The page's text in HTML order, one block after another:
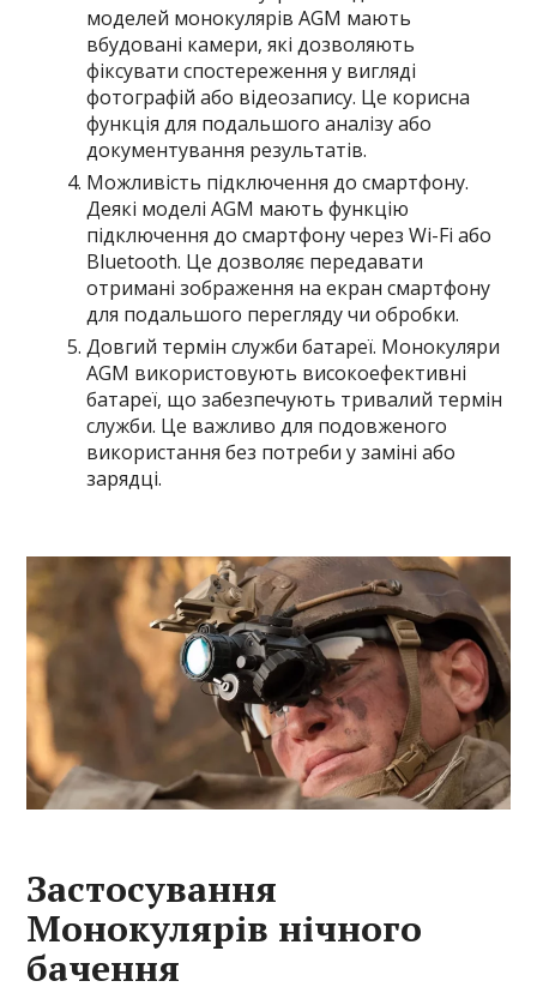
моделей монокулярів AGM мають
вбудовані камери, які дозволяють
фіксувати спостереження у вигляді
фотографій або відеозапису. Це корисна
функція для подальшого аналізу або
документування результатів.
Можливість підключення до смартфону.
Деякі моделі AGM мають функцію
підключення до смартфону через Wi-Fi або
Bluetooth. Це дозволяє передавати
отримані зображення на екран смартфону
для подальшого перегляду чи обробки.
Довгий термін служби батареї. Монокуляри
AGM використовують високоефективні
батареї, що забезпечують тривалий термін
служби. Це важливо для подовженого
використання без потреби у заміні або
зарядці.
Застосування
Монокулярів нічного
бачення